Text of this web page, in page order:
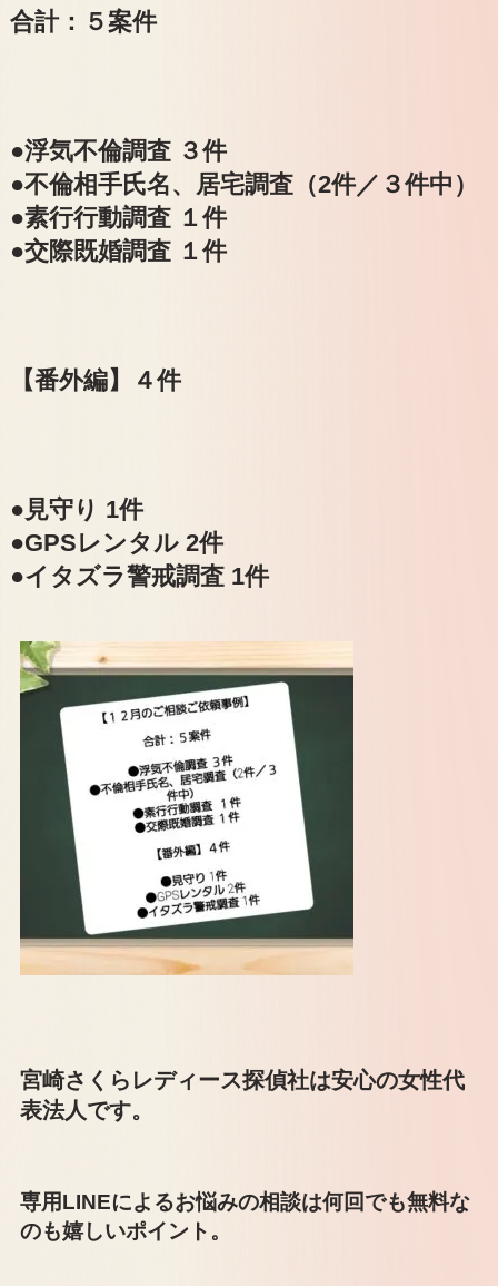
合計：５案件
●浮気不倫調査 ３件
●不倫相手氏名、居宅調査（2件／３件中）
●素行行動調査 １件
●交際既婚調査 １件
【番外編】４件
●見守り 1件
●GPSレンタル 2件
●イタズラ警戒調査 1件
宮崎さくらレディース探偵社は安心の女性代
表法人です。
専用LINEによるお悩みの相談は何回でも無料な
のも嬉しいポイント。